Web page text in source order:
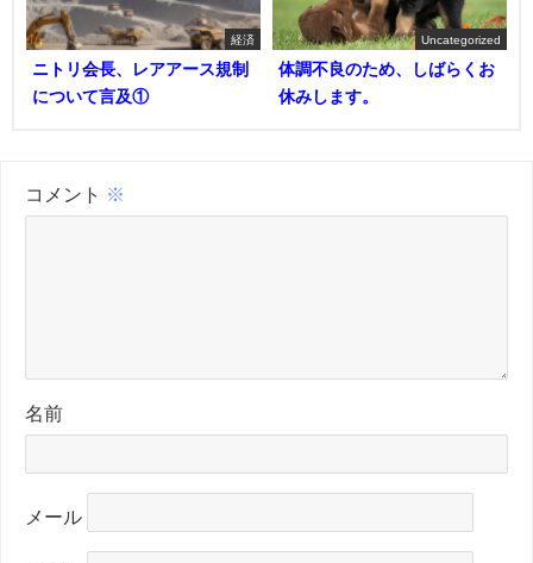
経済
ニトリ会長、レアアース規制
について言及①
Uncategorized
体調不良のため、しばらくお
休みします。
コメント ※
名前
メール